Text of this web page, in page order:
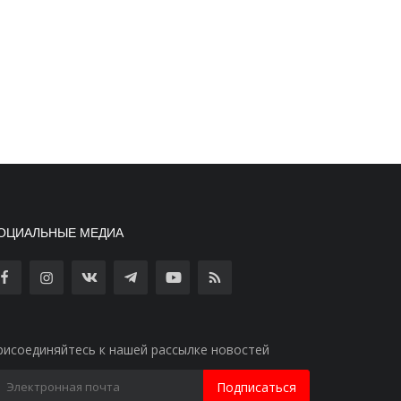
МЕДИА
к нашей рассылке новостей
Подписаться